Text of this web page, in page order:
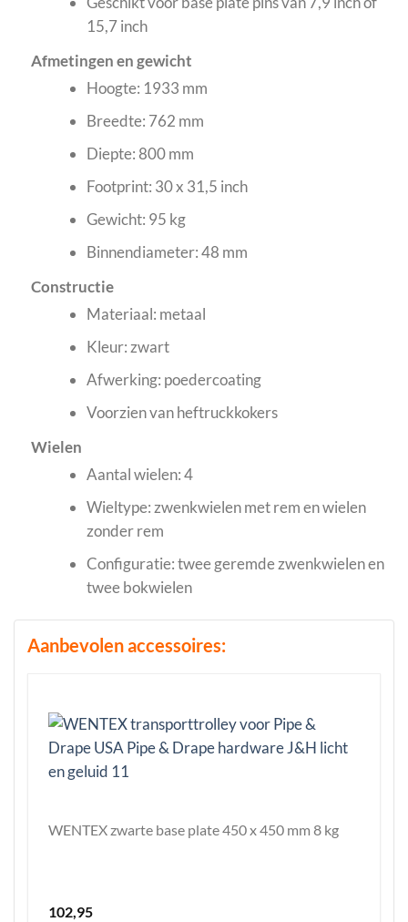
15,7 inch
Afmetingen en gewicht
Hoogte: 1933 mm
Breedte: 762 mm
Diepte: 800 mm
Footprint: 30 x 31,5 inch
Gewicht: 95 kg
Binnendiameter: 48 mm
Constructie
Materiaal: metaal
Kleur: zwart
Afwerking: poedercoating
Voorzien van heftruckkokers
Wielen
Aantal wielen: 4
Wieltype: zwenkwielen met rem en wielen
zonder rem
Configuratie: twee geremde zwenkwielen en
twee bokwielen
Aanbevolen accessoires:
WENTEX zwarte base plate 450 x 450 mm 8 kg
102,95